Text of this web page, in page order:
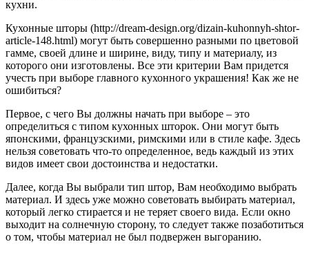
кухни.
Кухонные шторы (http://dream-design.org/dizain-kuhonnyh-shtor-
article-148.html) могут быть совершенно разными по цветовой
гамме, своей длине и ширине, виду, типу и материалу, из
которого они изготовлены. Все эти критерии Вам придется
учесть при выборе главного кухонного украшения! Как же не
ошибиться?
Первое, с чего Вы должны начать при выборе – это
определиться с типом кухонных шторок. Они могут быть
японскими, французскими, римскими или в стиле кафе. Здесь
нельзя советовать что-то определенное, ведь каждый из этих
видов имеет свои достоинства и недостатки.
Далее, когда Вы выбрали тип штор, Вам необходимо выбрать
материал. И здесь уже можно советовать выбирать материал,
который легко стирается и не теряет своего вида. Если окно
выходит на солнечную сторону, то следует также позаботиться
о том, чтобы материал не был подвержен выгоранию.